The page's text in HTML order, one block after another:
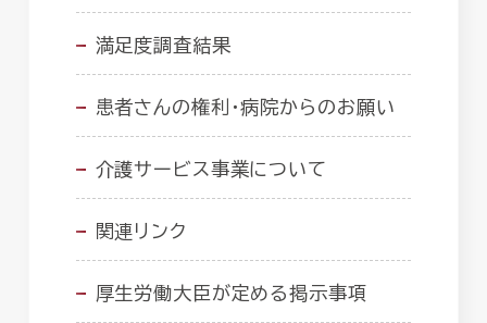
満足度調査結果
患者さんの権利・病院からのお願い
介護サービス事業について
関連リンク
厚生労働大臣が定める掲示事項